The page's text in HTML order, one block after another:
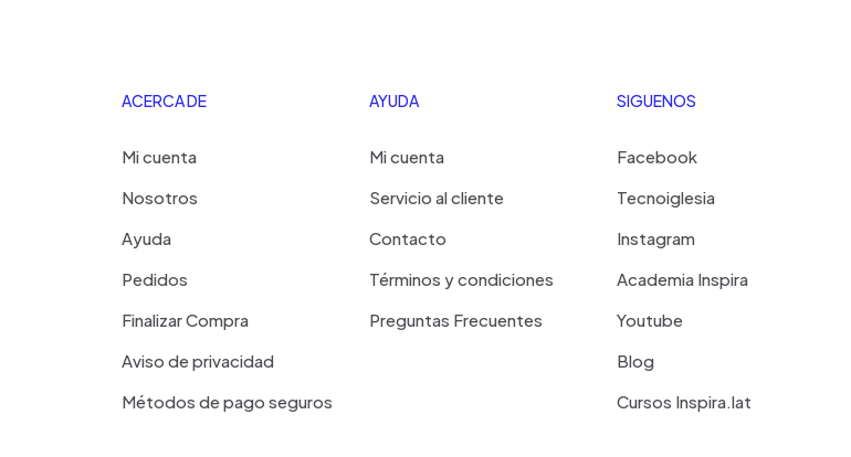
ACERCA DE
Mi cuenta
Nosotros
Ayuda
Pedidos
Finalizar Compra
Aviso de privacidad
Métodos de pago seguros
AYUDA
Mi cuenta
Servicio al cliente
Contacto
Términos y condiciones
Preguntas Frecuentes
SIGUENOS
Facebook
Tecnoiglesia
Instagram
Academia Inspira
Youtube
Blog
Cursos Inspira.lat